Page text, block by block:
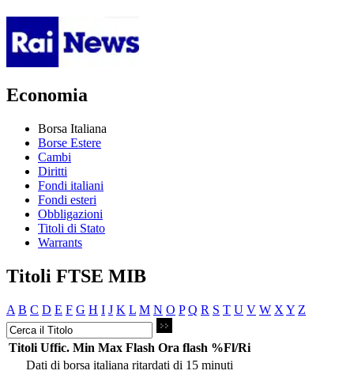
Economia
Borsa Italiana
Borse Estere
Cambi
Diritti
Fondi italiani
Fondi esteri
Obbligazioni
Titoli di Stato
Warrants
Titoli FTSE MIB
A B C D E F G H I J K L M N O P Q R S T U V W X Y Z
Titoli Uffic. Min Max Flash Ora flash %Fl/Ri
Dati di borsa italiana ritardati di 15 minuti